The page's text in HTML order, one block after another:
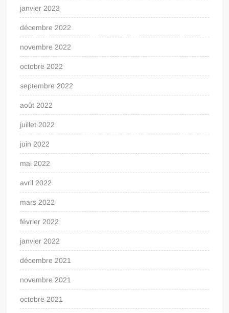
janvier 2023
décembre 2022
novembre 2022
octobre 2022
septembre 2022
août 2022
juillet 2022
juin 2022
mai 2022
avril 2022
mars 2022
février 2022
janvier 2022
décembre 2021
novembre 2021
octobre 2021